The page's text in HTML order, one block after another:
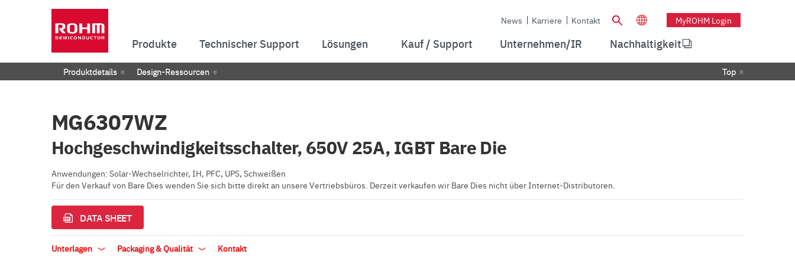
News Karriere Kontakt MyROHM Login
Produkte Technischer Support Lösungen Kauf / Support Unternehmen/IR Nachhaltigkeit
Produktdetails Design-Ressourcen Top
MG6307WZ
Hochgeschwindigkeitsschalter, 650V 25A, IGBT Bare Die
Anwendungen: Solar-Wechselrichter, IH, PFC, UPS, Schweißen
Für den Verkauf von Bare Dies wenden Sie sich bitte direkt an unsere Vertriebsbüros. Derzeit verkaufen wir Bare Dies nicht über Internet-Distributoren.
DATA SHEET
Unterlagen Packaging & Qualität Kontakt